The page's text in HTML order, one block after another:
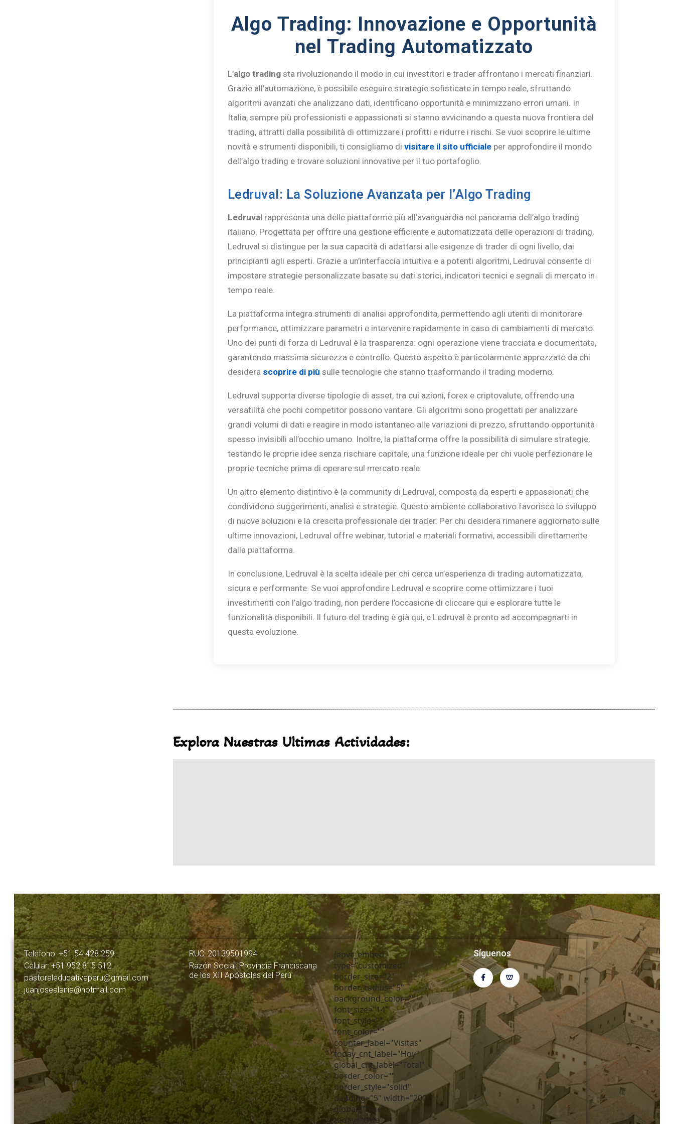
Algo Trading: Innovazione e Opportunità
nel Trading Automatizzato
L’algo tradingsta rivoluzionando il modo in cui investitori e trader affrontano i mercati finanziari.
Grazie all’automazione, è possibile eseguire strategie sofisticate in tempo reale, sfruttando
algoritmi avanzati che analizzano dati, identificano opportunità e minimizzano errori umani. In
Italia, sempre più professionisti e appassionati si stanno avvicinando a questa nuova frontiera del
trading, attratti dalla possibilità di ottimizzare i profitti e ridurre i rischi. Se vuoi scoprire le ultime
novità e strumenti disponibili, ti consigliamo di visitare il sito ufficialeper approfondire il mondo
dell’algo trading e trovare soluzioni innovative per il tuo portafoglio.
Ledruval: La Soluzione Avanzata per l’Algo Trading
Ledruvalrappresenta una delle piattaforme più all’avanguardia nel panorama dell’algo trading
italiano. Progettata per offrire una gestione efficiente e automatizzata delle operazioni di trading,
Ledruval si distingue per la sua capacità di adattarsi alle esigenze di trader di ogni livello, dai
principianti agli esperti. Grazie a un’interfaccia intuitiva e a potenti algoritmi, Ledruval consente di
impostare strategie personalizzate basate su dati storici, indicatori tecnici e segnali di mercato in
tempo reale.
La piattaforma integra strumenti di analisi approfondita, permettendo agli utenti di monitorare
performance, ottimizzare parametri e intervenire rapidamente in caso di cambiamenti di mercato.
Uno dei punti di forza di Ledruval è la trasparenza: ogni operazione viene tracciata e documentata,
garantendo massima sicurezza e controllo. Questo aspetto è particolarmente apprezzato da chi
desidera scoprire di più sulle tecnologie che stanno trasformando il trading moderno.
Ledruval supporta diverse tipologie di asset, tra cui azioni, forex e criptovalute, offrendo una
versatilità che pochi competitor possono vantare. Gli algoritmi sono progettati per analizzare
grandi volumi di dati e reagire in modo istantaneo alle variazioni di prezzo, sfruttando opportunità
spesso invisibili all’occhio umano. Inoltre, la piattaforma offre la possibilità di simulare strategie,
testando le proprie idee senza rischiare capitale, una funzione ideale per chi vuole perfezionare le
proprie tecniche prima di operare sul mercato reale.
Un altro elemento distintivo è la community di Ledruval, composta da esperti e appassionati che
condividono suggerimenti, analisi e strategie. Questo ambiente collaborativo favorisce lo sviluppo
di nuove soluzioni e la crescita professionale dei trader. Per chi desidera rimanere aggiornato sulle
ultime innovazioni, Ledruval offre webinar, tutorial e materiali formativi, accessibili direttamente
dalla piattaforma.
In conclusione, Ledruval è la scelta ideale per chi cerca un’esperienza di trading automatizzata,
sicura e performante. Se vuoi approfondire Ledruval e scoprire come ottimizzare i tuoi
investimenti con l’algo trading, non perdere l’occasione di cliccare qui e esplorare tutte le
funzionalità disponibili. Il futuro del trading è già qui, e Ledruval è pronto ad accompagnarti in
questa evoluzione.
Explora Nuestras Ultimas Actividades:
Teléfono: +51 54 428 259
Célular: +51 952 815 512
pastoraleducativaperu@gmail.com
juanjosealania@hotmail.com
RUC: 20139501994
Razón Social: Provincia Franciscana
de los XII Apóstoles del Perú
[apvc_embed
type="customized"
border_size="2"
border_radius="5"
background_color=""
font_size="14"
font_style=""
font_color=""
counter_label="Visitas"
today_cnt_label="Hoy"
global_cnt_label="Total"
border_color=""
border_style="solid"
padding="5" width="200"
global="true"
today="true"
Síguenos